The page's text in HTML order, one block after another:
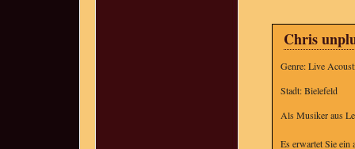
Chris
Genre: Live
Stadt: Bielefeld
Als Musiker aus
Es erwartet Sie ein